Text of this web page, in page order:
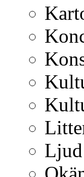
Ljud